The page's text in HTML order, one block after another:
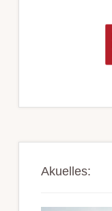
Akuelles: